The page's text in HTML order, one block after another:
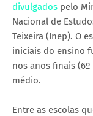
divulgados pelo
Nacional de
Teixeira (Inep). O
iniciais do ensino
nos anos finais
médio.
Entre as escolas